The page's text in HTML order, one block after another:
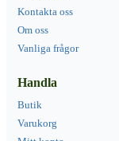
Kontakta oss
Om oss
Vanliga frågor
Handla
Butik
Varukorg